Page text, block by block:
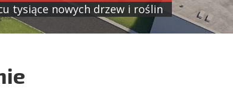
tysiące nowych drzew i roślin